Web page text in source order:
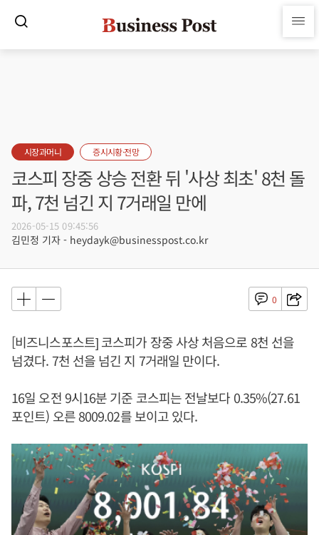
시장과머니 증시시황·전망
코스피 장중 상승 전환 뒤 '사상 최초' 8천 돌
파, 7천 넘긴 지 7거래일 만에
2026-05-15 09:45:56
김민정 기자 - heydayk@businesspost.co.kr
0
[비즈니스포스트] 코스피가 장중 사상 처음으로 8천 선을
넘겼다. 7천 선을 넘긴 지 7거래일 만이다.
16일 오전 9시16분 기준 코스피는 전날보다 0.35%(27.61
포인트) 오른 8009.02를 보이고 있다.